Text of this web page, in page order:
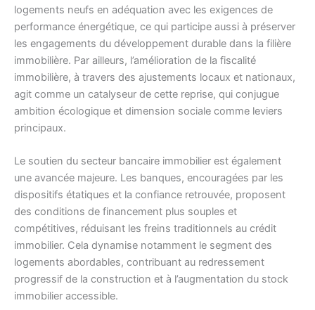
logements neufs en adéquation avec les exigences de
performance énergétique, ce qui participe aussi à préserver
les engagements du développement durable dans la filière
immobilière. Par ailleurs, l’amélioration de la fiscalité
immobilière, à travers des ajustements locaux et nationaux,
agit comme un catalyseur de cette reprise, qui conjugue
ambition écologique et dimension sociale comme leviers
principaux.
Le soutien du secteur bancaire immobilier est également
une avancée majeure. Les banques, encouragées par les
dispositifs étatiques et la confiance retrouvée, proposent
des conditions de financement plus souples et
compétitives, réduisant les freins traditionnels au crédit
immobilier. Cela dynamise notamment le segment des
logements abordables, contribuant au redressement
progressif de la construction et à l’augmentation du stock
immobilier accessible.